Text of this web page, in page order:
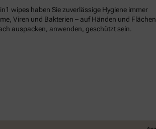
wipes haben Sie zuverlässige Hygiene immer
Viren und Bakterien – auf Händen und Flächen
auspacken, anwenden, geschützt sein.